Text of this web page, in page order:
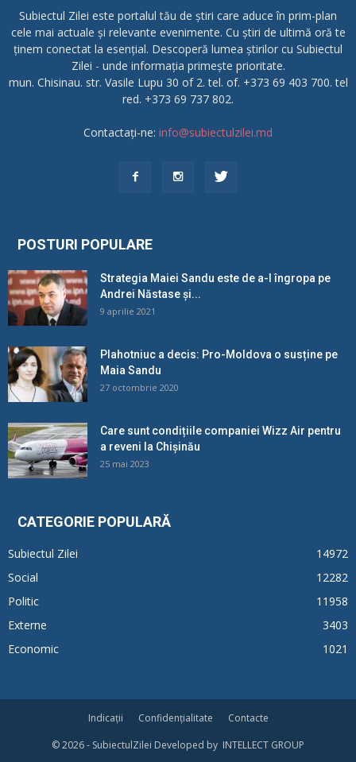
Subiectul Zilei este portalul tău de știri care aduce în prim-plan
cele mai actuale și relevante evenimente. Cu știri de ultimă oră te
ținem conectat la esențial. Descoperă lumea știrilor cu Subiectul
Zilei - unde informația primește prioritate.
mun. Chisinau. str. Vasile Lupu 30 of 2. tel. of. +373 69 403 700. tel
red. +373 69 737 802.
Contactați-ne: info@subiectulzilei.md
POSTURI POPULARE
Strategia Maiei Sandu este de a-l îngropa pe
Andrei Năstase și...
9 aprilie 2021
Plahotniuc a decis: Pro-Moldova o susține pe
Maia Sandu
27 octombrie 2020
Care sunt condițiile companiei Wizz Air pentru
a reveni la Chișinău
25 mai 2023
CATEGORIE POPULARĂ
Subiectul Zilei
14972
Social
12282
Politic
11958
Externe
3403
Economic
1021
Indicații Confidențialitate
Contacte
© 2026 - SubiectulZilei Developed by INTELLECT GROUP